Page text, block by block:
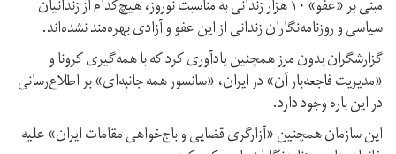
مبنی بر «عفو» ۱۰ هزار زندانی به مناسبت نوروز، هیچ‌کدام از زندانیان
سیاسی و روزنامه‌نگاران زندانی از این عفو و آزادی بهره‌مند نشده‌اند.
گزارشگران بدون مرز همچنین یادآوری کرد که با همه‌گیری کرونا و
«مدیریت فاجعه‌بار آن» در ایران، «سانسور همه جانبه‌ای» بر اطلاع‌رسانی
در این باره وجود دارد.
این سازمان همچنین «آزارگری قضایی و باج‌خواهی مقامات ایران» علیه